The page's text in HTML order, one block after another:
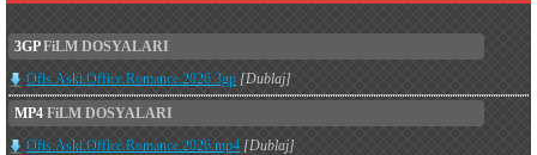
3GPFiLM DOSYALARI
Ofis.Aski.Office.Romance.2026.3gp [Dublaj]
MP4 FiLM DOSYALARI
Ofis.Aski.Office.Romance.2026.mp4 [Dublaj]